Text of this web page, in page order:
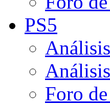
PS5
Foro